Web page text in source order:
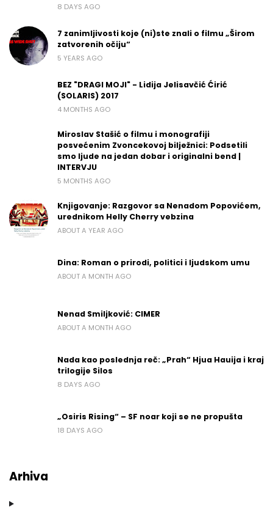
8 DAYS AGO
7 zanimljivosti koje (ni)ste znali o filmu „Širom
zatvorenih očiju“
5 YEARS AGO
BEZ "DRAGI MOJI" - Lidija Jelisavčić Ćirić
(SOLARIS) 2017
4 MONTHS AGO
Miroslav Stašić o filmu i monografiji
posvećenim Zvoncekovoj bilježnici: Podsetili
smo ljude na jedan dobar i originalni bend |
INTERVJU
5 MONTHS AGO
Knjigovanje: Razgovor sa Nenadom Popovićem,
urednikom Helly Cherry vebzina
ABOUT A YEAR AGO
Dina: Roman o prirodi, politici i ljudskom umu
ABOUT A MONTH AGO
Nenad Smiljković: CIMER
ABOUT A MONTH AGO
Nada kao poslednja reč: „Prah“ Hjua Hauija i kraj
trilogije Silos
8 DAYS AGO
„Osiris Rising“ – SF noar koji se ne propušta
18 DAYS AGO
Arhiva